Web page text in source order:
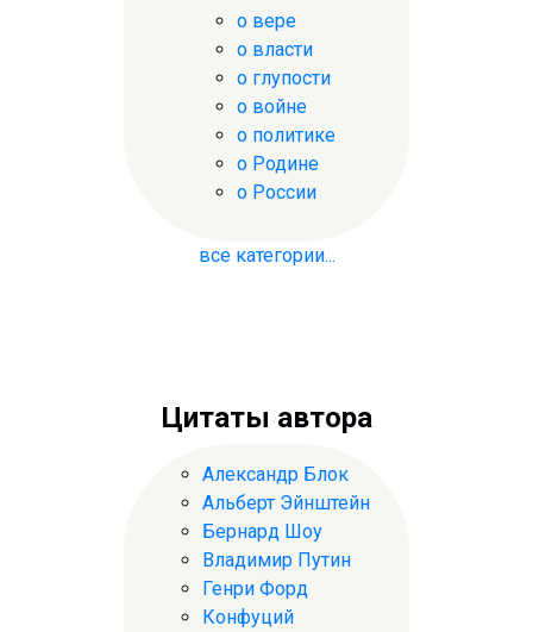
о вере
о власти
о глупости
о войне
о политике
о Родине
о России
все категории...
Цитаты автора
Александр Блок
Альберт Эйнштейн
Бернард Шоу
Владимир Путин
Генри Форд
Конфуций